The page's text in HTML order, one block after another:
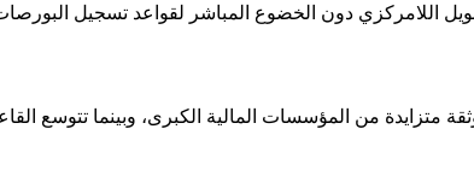
اللامركزي دون الخضوع المباشر لقواعد تسجيل
من المؤسسات المالية الكبرى، وبينما تتوسع